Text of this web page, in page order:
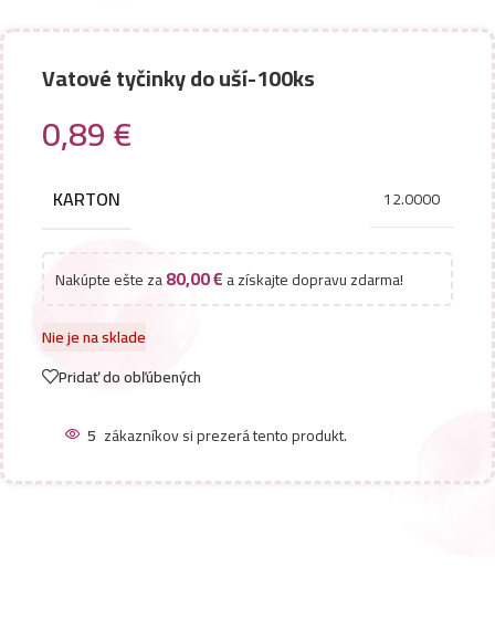
Vatové tyčinky do uší-100ks
0,89€
KARTON 12.0000
Nakúpte ešte za80,00€a získajte dopravu zdarma!
Nie je na sklade
Pridať do obľúbených
5 zákazníkov si prezerá tento produkt.